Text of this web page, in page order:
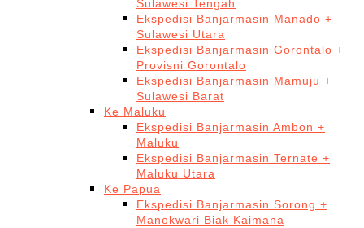
Sulawesi Tengah
Ekspedisi Banjarmasin Manado +
Sulawesi Utara
Ekspedisi Banjarmasin Gorontalo +
Provisni Gorontalo
Ekspedisi Banjarmasin Mamuju +
Sulawesi Barat
Ke Maluku
Ekspedisi Banjarmasin Ambon +
Maluku
Ekspedisi Banjarmasin Ternate +
Maluku Utara
Ke Papua
Ekspedisi Banjarmasin Sorong +
Manokwari Biak Kaimana